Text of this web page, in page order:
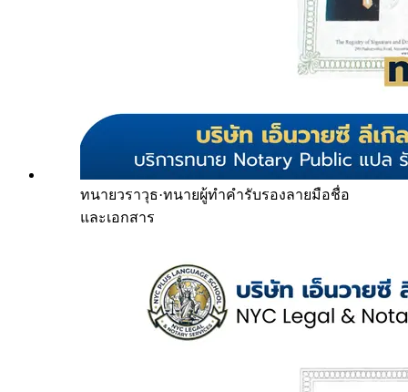
ทนายวราวุธ·ทนายผู้ทำคำรับรองลายมือชื่อ
และเอกสาร